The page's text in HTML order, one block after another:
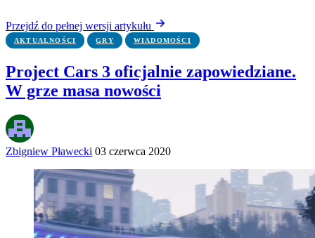
Przejdź do pełnej wersji artykułu
AKTUALNOŚCI GRY WIADOMOŚCI
Project Cars 3 oficjalnie zapowiedziane.
W grze masa nowości
Zbigniew Pławecki 03 czerwca 2020